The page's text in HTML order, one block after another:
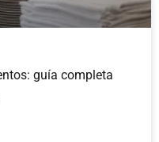
guía completa